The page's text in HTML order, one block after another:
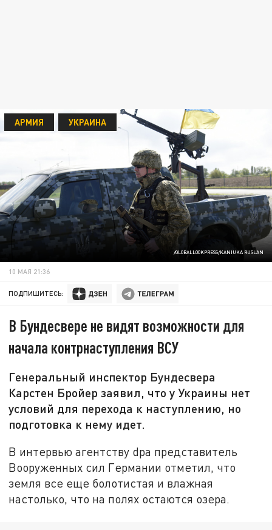
/GLOBALLOOKPRESS/KANIUKA RUSLAN
АРМИЯ УКРАИНА
10 МАЯ 21:36
ПОДПИШИТЕСЬ:
В Бундесвере не видят возможности для
начала контрнаступления ВСУ
Генеральный инспектор Бундесвера
Карстен Бройер заявил, что у Украины нет
условий для перехода к наступлению, но
подготовка к нему идет.
В интервью агентству dpa представитель
Вооруженных сил Германии отметил, что
земля все еще болотистая и влажная
настолько, что на полях остаются озера.